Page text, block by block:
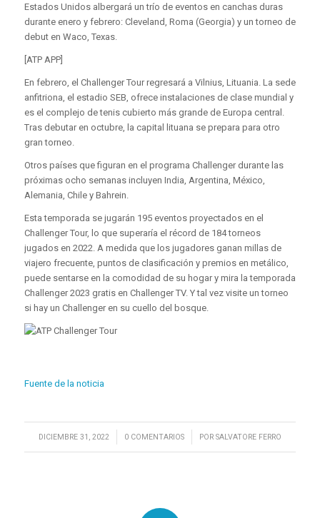
Estados Unidos albergará un trío de eventos en canchas duras
durante enero y febrero: Cleveland, Roma (Georgia) y un torneo de
debut en Waco, Texas.
[ATP APP]
En febrero, el Challenger Tour regresará a Vilnius, Lituania. La sede
anfitriona, el estadio SEB, ofrece instalaciones de clase mundial y
es el complejo de tenis cubierto más grande de Europa central.
Tras debutar en octubre, la capital lituana se prepara para otro
gran torneo.
Otros países que figuran en el programa Challenger durante las
próximas ocho semanas incluyen India, Argentina, México,
Alemania, Chile y Bahrein.
Esta temporada se jugarán 195 eventos proyectados en el
Challenger Tour, lo que superaría el récord de 184 torneos
jugados en 2022. A medida que los jugadores ganan millas de
viajero frecuente, puntos de clasificación y premios en metálico,
puede sentarse en la comodidad de su hogar y mira la temporada
Challenger 2023 gratis en Challenger TV. Y tal vez visite un torneo
si hay un Challenger en su cuello del bosque.
Fuente de la noticia
DICIEMBRE 31, 2022
/ 0 COMENTARIOS
/ POR SALVATORE FERRO